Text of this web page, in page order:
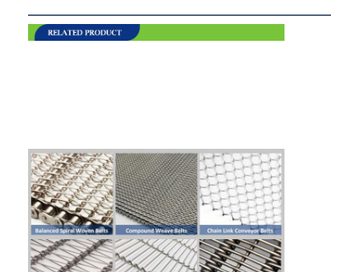
Rumah
Kontrol kualitas
Hubungi kami
Berita